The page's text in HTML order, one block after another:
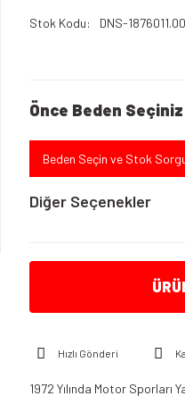
Stok Kodu DNS-
Önce Beden Seçiniz
Beden Seçin ve Stok
Diğer Seçenekler
Hızlı Gönderi
1972 Yılında Motor Sporları